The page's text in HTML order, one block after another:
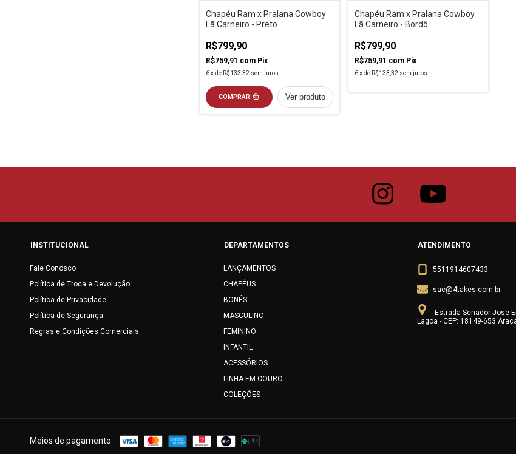
Chapéu Ram x Pralana Cowboy
Lã Carneiro - Preto
R$799,90
R$759,91 com Pix
6 xde R$133,32 sem juros
COMPRAR Ver produto
Chapéu Ram x Pralana Cowboy
Lã Carneiro - Bordô
R$799,90
R$759,91 com Pix
6xde R$133,32 sem juros
INSTITUCIONAL
Fale Conosco
Política de Troca e Devolução
Política de Privacidade
Política de Segurança
Regras e Condições Comerciais
DEPARTAMENTOS
LANÇAMENTOS
CHAPÉUS
BONÉS
MASCULINO
FEMININO
INFANTIL
ACESSÓRIOS
LINHA EM COURO
COLEÇÕES
ATENDIMENTO
5511914607433
sac@4takes.com.br
Estrada Senador Jose
Lagoa - CEP: 18149-653
Meios de pagamento